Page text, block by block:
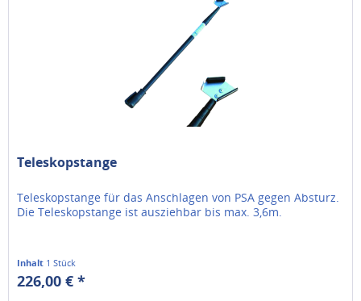
Teleskopstange
Teleskopstange für das Anschlagen von PSA gegen Absturz.
Die Teleskopstange ist ausziehbar bis max. 3,6m.
Inhalt 1 Stück
226,00 € *